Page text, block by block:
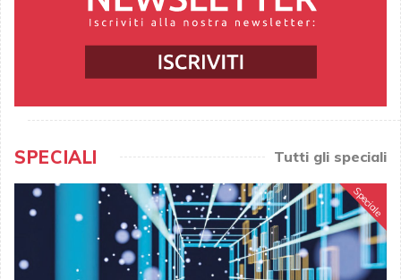
SPECIALI Tutti gli speciali
Speciale